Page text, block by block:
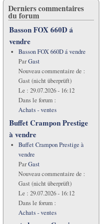
Derniers commentaires
du forum
Basson FOX 660D á
vendre
Basson FOX 660D á vendre
ParGast
Nouveau commentaire de :
Gast (nicht überprüft)
Le : 29.07.2026 - 16:12
Dans le forum :
Achats - ventes
Buffet Crampon Prestige
à vendre
Buffet Crampon Prestige à
vendre
ParGast
Nouveau commentaire de :
Gast (nicht überprüft)
Le : 29.07.2026 - 16:12
Dans le forum :
Achats - ventes